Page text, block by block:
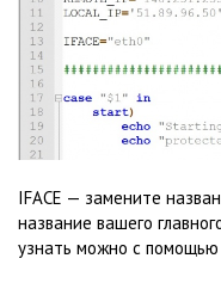
IFACE — замените
название вашего
узнать можно с